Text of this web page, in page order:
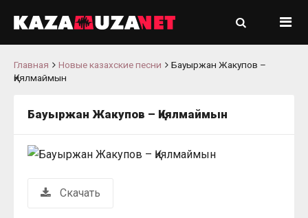
Главная Новые казахские песни
Бауыржан Жакупов –
Қиялмаймын
Бауыржан Жакупов – Қиялмаймын
Скачать